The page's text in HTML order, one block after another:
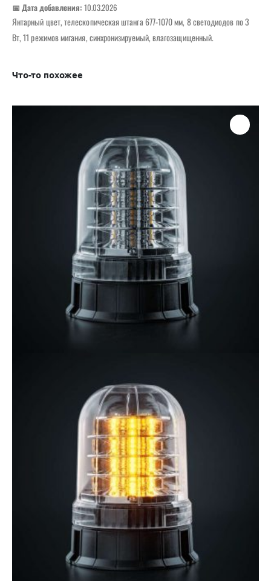
📅 Дата добавления: 10.03.2026
Янтарный цвет, телескопическая штанга 677-1070 мм, 8 светодиодов по 3
Вт, 11 режимов мигания, синхронизируемый, влагозащищенный.
Что-то похожее